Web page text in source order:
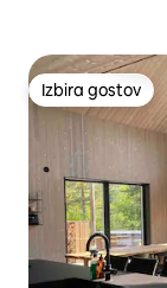
Izbira gostov
Izbira gostov